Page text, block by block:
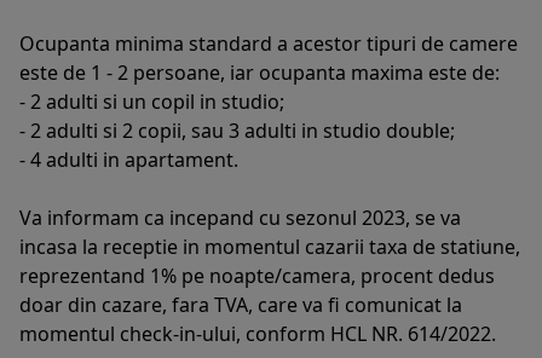
Ocupanta minima standard a acestor tipuri de camere
este de 1 - 2 persoane, iar ocupanta maxima este de:
- 2 adulti si un copil in studio;
- 2 adulti si 2 copii, sau 3 adulti in studio double;
- 4 adulti in apartament.
Va informam ca incepand cu sezonul 2023, se va
incasa la receptie in momentul cazarii taxa de statiune,
reprezentand 1% pe noapte/camera, procent dedus
doar din cazare, fara TVA, care va fi comunicat la
momentul check-in-ului, conform HCL NR. 614/2022.